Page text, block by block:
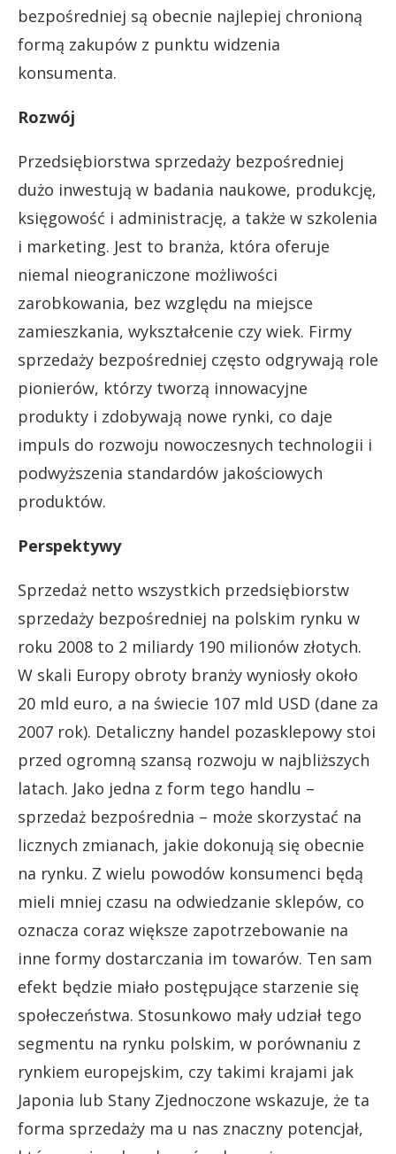
bezpośredniej są obecnie najlepiej chronioną
formą zakupów z punktu widzenia
konsumenta.
Rozwój
Przedsiębiorstwa sprzedaży bezpośredniej
dużo inwestują w badania naukowe, produkcję,
księgowość i administrację, a także w szkolenia
i marketing. Jest to branża, która oferuje
niemal nieograniczone możliwości
zarobkowania, bez względu na miejsce
zamieszkania, wykształcenie czy wiek. Firmy
sprzedaży bezpośredniej często odgrywają role
pionierów, którzy tworzą innowacyjne
produkty i zdobywają nowe rynki, co daje
impuls do rozwoju nowoczesnych technologii i
podwyższenia standardów jakościowych
produktów.
Perspektywy
Sprzedaż netto wszystkich przedsiębiorstw
sprzedaży bezpośredniej na polskim rynku w
roku 2008 to 2 miliardy 190 milionów złotych.
W skali Europy obroty branży wyniosły około
20 mld euro, a na świecie 107 mld USD (dane za
2007 rok). Detaliczny handel pozasklepowy stoi
przed ogromną szansą rozwoju w najbliższych
latach. Jako jedna z form tego handlu –
sprzedaż bezpośrednia – może skorzystać na
licznych zmianach, jakie dokonują się obecnie
na rynku. Z wielu powodów konsumenci będą
mieli mniej czasu na odwiedzanie sklepów, co
oznacza coraz większe zapotrzebowanie na
inne formy dostarczania im towarów. Ten sam
efekt będzie miało postępujące starzenie się
społeczeństwa. Stosunkowo mały udział tego
segmentu na rynku polskim, w porównaniu z
rynkiem europejskim, czy takimi krajami jak
Japonia lub Stany Zjednoczone wskazuje, że ta
forma sprzedaży ma u nas znaczny potencjał,